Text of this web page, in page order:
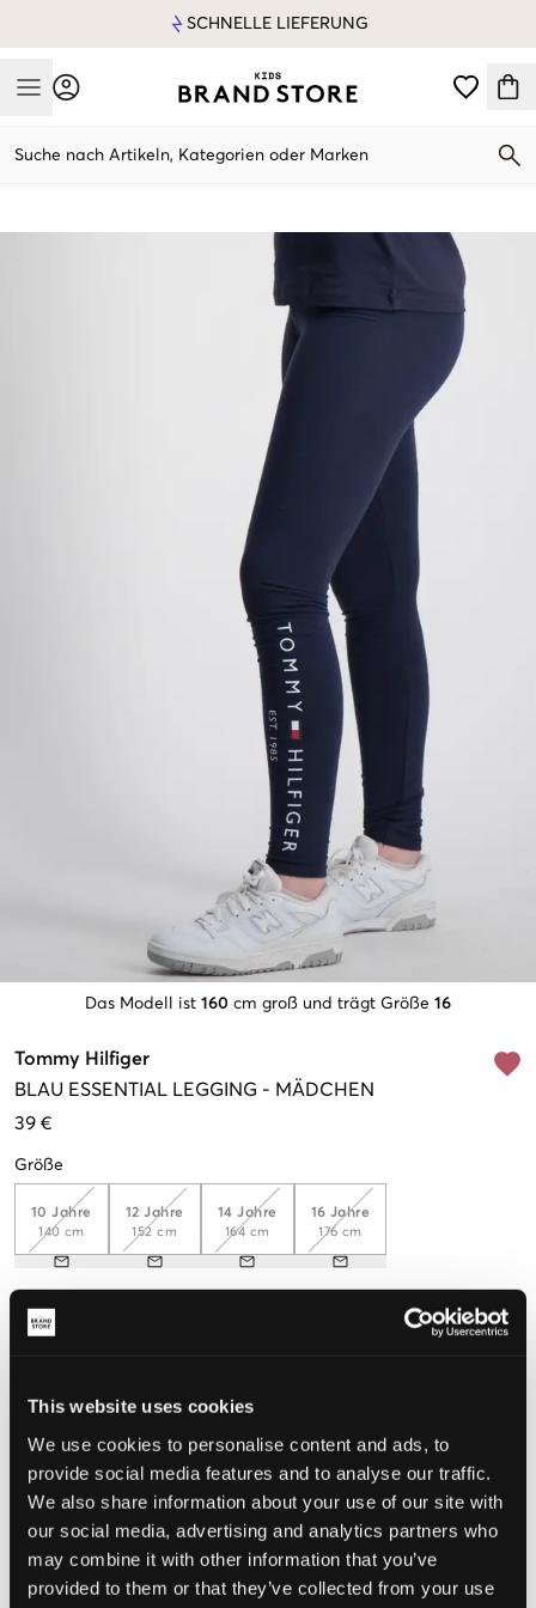
This website uses cookies
We use cookies to personalise content and ads, to
provide social media features and to analyse our traffic.
We also share information about your use of our site with
our social media, advertising and analytics partners who
may combine it with other information that you’ve
provided to them or that they’ve collected from your use
SCHNELLE LIEFERUNG
Mobile Menu
Suche nach Artikeln, Kategorien oder Marken
Das Modell ist 160 cm groß und trägt Größe 16
Tommy Hilfiger
BLAU ESSENTIAL LEGGING - MÄDCHEN
39 €
Größe
10 Jahre
140 cm
12 Jahre
152 cm
14 Jahre
164 cm
16 Jahre
176 cm
Wahrgenommene Größe
WÄHLEN SIE EINE GRÖSSE
Schnelle lieferung
Gratis versand über €69